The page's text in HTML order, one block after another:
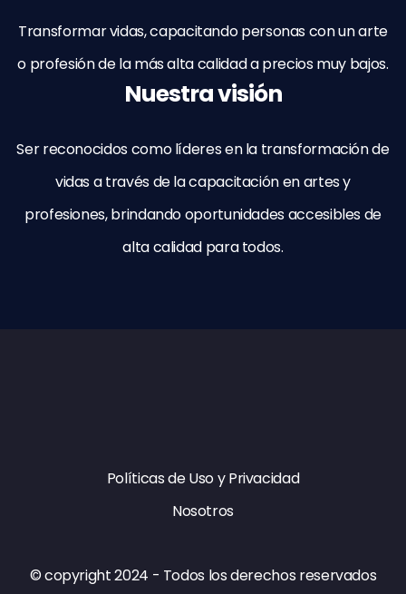
Transformar vidas, capacitando personas con un arte
o profesión de la más alta calidad a precios muy bajos.
Nuestra visión
Ser reconocidos como líderes en la transformación de
vidas a través de la capacitación en artes y
profesiones, brindando oportunidades accesibles de
alta calidad para todos.
Políticas de Uso y Privacidad
Nosotros
© copyright​ 2024 - Todos los derechos reservados